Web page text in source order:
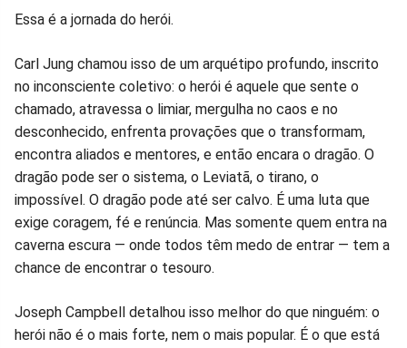
Essa é a jornada do herói.
Carl Jung chamou isso de um arquétipo profundo, inscrito
no inconsciente coletivo: o herói é aquele que sente o
chamado, atravessa o limiar, mergulha no caos e no
desconhecido, enfrenta provações que o transformam,
encontra aliados e mentores, e então encara o dragão. O
dragão pode ser o sistema, o Leviatã, o tirano, o
impossível. O dragão pode até ser calvo. É uma luta que
exige coragem, fé e renúncia. Mas somente quem entra na
caverna escura — onde todos têm medo de entrar — tem a
chance de encontrar o tesouro.
Joseph Campbell detalhou isso melhor do que ninguém: o
herói não é o mais forte, nem o mais popular. É o que está